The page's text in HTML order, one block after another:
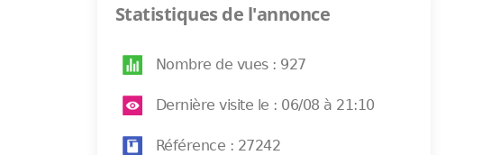
Statistiques de l'annonce
Nombre de vues : 927
Dernière visite le : 06/08 à 21:10
Référence : 27242